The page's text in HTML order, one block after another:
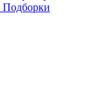
Подборки